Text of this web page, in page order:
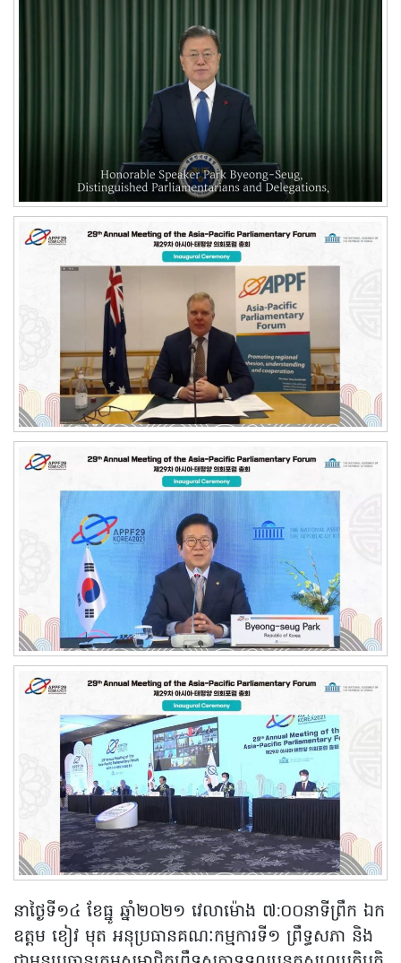
នាថ្ងៃទី១៤ ខែធ្នូ ឆ្នាំ២០២១ វេលាម៉ោង ៧:០០នាទីព្រឹក ឯក
ឧត្តម ខៀវ មុត អនុប្រធានគណៈកម្មការទី១ ព្រឹទ្ធសភា និង